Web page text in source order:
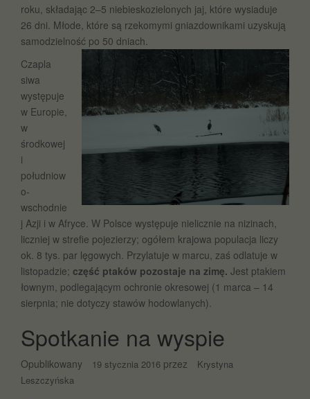
roku, składając 2–5 niebieskozielonych jaj, które wysiaduje
26 dni. Młode, które są rzekomymi gniazdownikami uzyskują
samodzielność po 50 dniach.
Czapla
siwa
występuje
w Europie,
w
środkowej
i
południow
o-
wschodnie
j Azji i w Afryce. W Polsce występuje nielicznie na nizinach,
liczniej w strefie pojezierzy; ogółem krajowa populacja liczy
ok. 8 tys. par lęgowych. Przylatuje w marcu, zaś odlatuje w
listopadzie; część ptaków pozostaje na zimę. Jest ptakiem
łownym, podlegającym ochronie okresowej (1 marca – 14
sierpnia; nie dotyczy stawów hodowlanych).
Spotkanie na wyspie
Opublikowany 19 stycznia 2016 przez
Krystyna
Leszczyńska